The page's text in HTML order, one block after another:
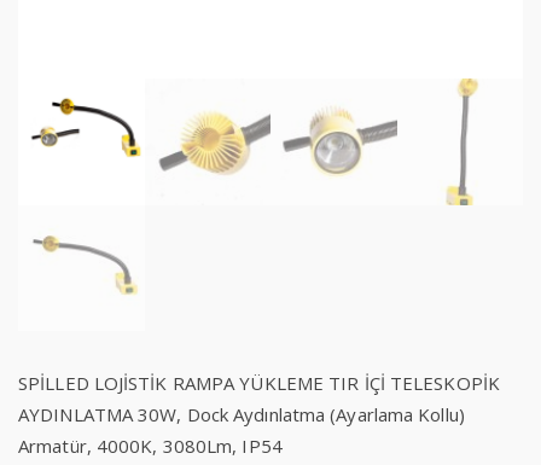
SPİLLED LOJİSTİK RAMPA YÜKLEME TIR İÇİ TELESKOPİK
AYDINLATMA 30W, Dock Aydınlatma (Ayarlama Kollu)
Armatür, 4000K, 3080Lm, IP54